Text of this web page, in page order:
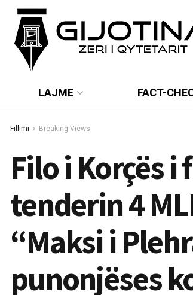
LAJME FACT-
Fillimi Breaking Views
Filo i Korçës
tenderin 4
“Maksi i
punonjëses